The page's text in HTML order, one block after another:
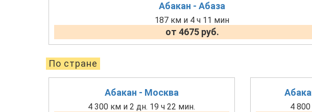
Абакан - Абаза
187 км и 4 ч 11 мин
от 4675 руб.
По стране
Абакан - Москва
4 300 км и 2 дн. 19 ч 22 мин. 4